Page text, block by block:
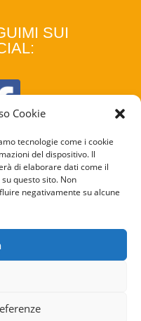
Cookie
tecnologie come i cookie
del dispositivo. Il
di elaborare dati come il
questo sito. Non
negativamente su alcune
SUI